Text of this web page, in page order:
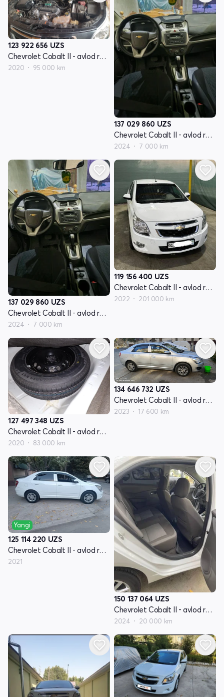
123 922 656 UZS
Chevrolet Cobalt II - avlod restyling
2020 95 000 km
137 029 860 UZS
Chevrolet Cobalt II - avlod restyling
2024 7 000 km
137 029 860 UZS
Chevrolet Cobalt II - avlod restyling
2024 7 000 km
119 156 400 UZS
Chevrolet Cobalt II - avlod restyling
2022 201 000 km
127 497 348 UZS
Chevrolet Cobalt II - avlod restyling
2020 83 000 km
134 646 732 UZS
Chevrolet Cobalt II - avlod restyling
2023 17 600 km
Yangi
125 114 220 UZS
Chevrolet Cobalt II - avlod restyling
2021
150 137 064 UZS
Chevrolet Cobalt II - avlod restyling
2024 20 000 km